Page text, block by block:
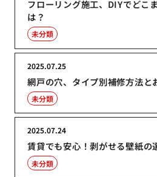
フローリング施工、DIYでどこ
は？
未分類
網戸の穴、タイプ別補修方法と
2025.07.25
未分類
賃貸でも安心！剥がせる壁紙の
2025.07.24
未分類